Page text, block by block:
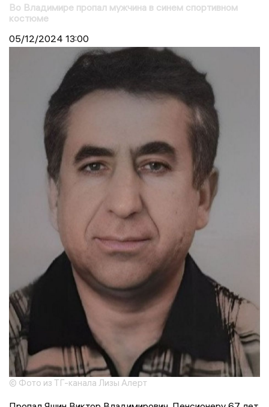
Во Владимире пропал мужчина в синем спортивном
костюме
05/12/2024 13:00
© Фото из ТГ-канала Лизы Алерт